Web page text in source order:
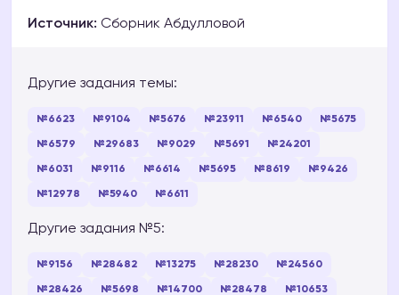
Источник: Сборник Абдулловой
Другие задания темы:
№6623 №9104 №5676 №23911 №6540 №5675
№6579 №29683 №9029 №5691 №24201
№6031 №9116 №6614 №5695 №8619 №9426
№12978 №5940 №6611
Другие задания №5:
№9156 №28482 №13275 №28230 №24560
№28426 №5698 №14700 №28478 №10653